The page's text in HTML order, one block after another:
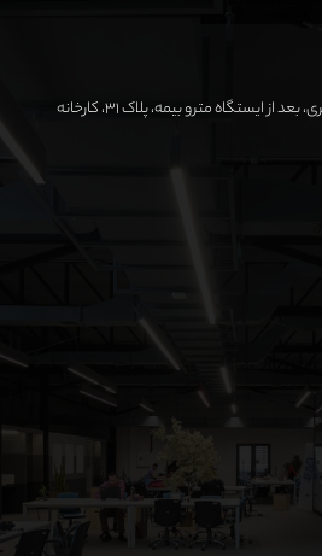
تهران، میدان آزادی، اتوبان لشگری، بعد از ایستگاه مترو بیمه، پلاک ۳۱، کارخانه